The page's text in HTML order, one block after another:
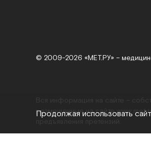
© 2009-2026 «МЕТ.РУ» –
Вся информация на сайте –
размещенные на сайтеwww.met.ru
Продолжая использовать